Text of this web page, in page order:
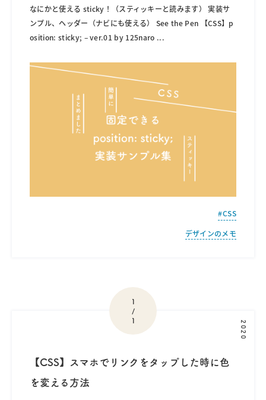
なにかと使える sticky！（スティッキーと読みます） 実装サ
ンプル、ヘッダー（ナビにも使える） See the Pen 【CSS】p
osition: sticky; – ver.01 by 125naro ...
CSS
デザインのメモ
1
/
1
2020
【CSS】スマホでリンクをタップした時に色
を変える方法